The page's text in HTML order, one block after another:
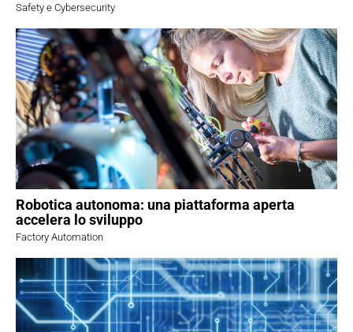
Safety e Cybersecurity
Robotica autonoma: una piattaforma aperta
accelera lo sviluppo
Factory Automation